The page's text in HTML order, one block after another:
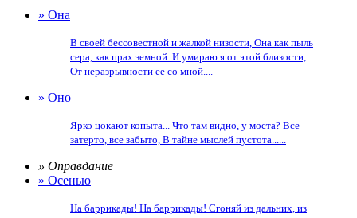
» Она
В своей бессовестной и жалкой низости, Она как пыль
сера, как прах земной. И умираю я от этой близости,
От неразрывности ее со мной....
» Оно
Ярко цокают копыта... Что там видно, у моста? Все
затерто, все забыто, В тайне мыслей пустота......
» Оправдание
» Осенью
На баррикады! На баррикады! Сгоняй из дальних, из